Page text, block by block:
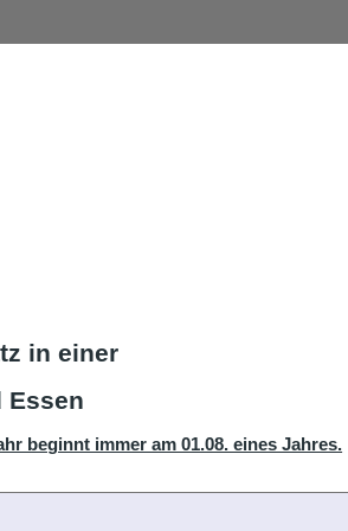
in einer
Essen
beginnt immer am 01.08. eines Jahres.